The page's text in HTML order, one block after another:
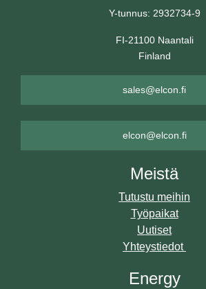
Y-tunnus: 2932734-9
FI-21100 Naantali
Finland
sales@elcon.fi
elcon@elcon.fi
Meistä
Tutustu meihin
Työpaikat
Uutiset
Yhteystiedot
Energy